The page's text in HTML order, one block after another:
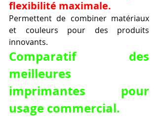
flexibilité maximale.
Permettent de combiner matériaux
et couleurs pour des produits
innovants.
Comparatif des
meilleures
imprimantes pour
usage commercial.